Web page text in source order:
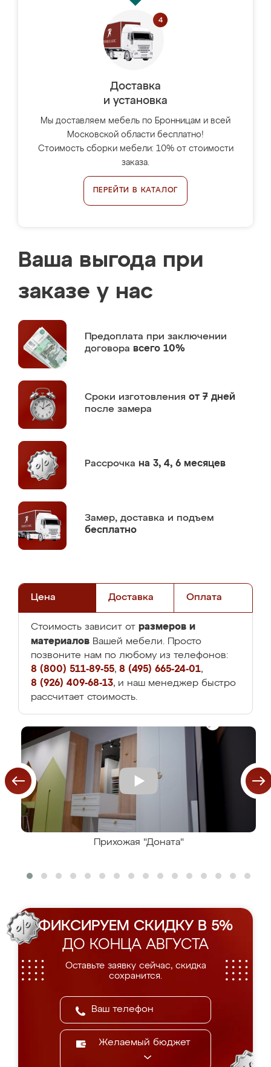
Доставка
и установка
Мы доставляем мебель по Бронницам и всей
Московской области бесплатно!
Стоимость сборки мебели: 10% от стоимости
заказа.
ПЕРЕЙТИ В КАТАЛОГ
Ваша выгода при
заказе у нас
Предоплата при заключении
договора всего 10%
Сроки изготовления от 7 дней
после замера
Рассрочка на 3, 4, 6 месяцев
Замер, доставка и подъем
бесплатно
Цена Доставка Оплата
Стоимость зависит от размеров и
материалов Вашей мебели. Просто
позвоните нам по любому из телефонов:
8 (800) 511-89-55, 8 (495) 665-24-01,
8 (926) 409-68-13, и наш менеджер быстро
рассчитает стоимость.
Прихожая "Доната"
ФИКСИРУЕМ СКИДКУ В 5%
ДО КОНЦА АВГУСТА
Оставьте заявку сейчас, скидка
сохранится.
Желаемый бюджет